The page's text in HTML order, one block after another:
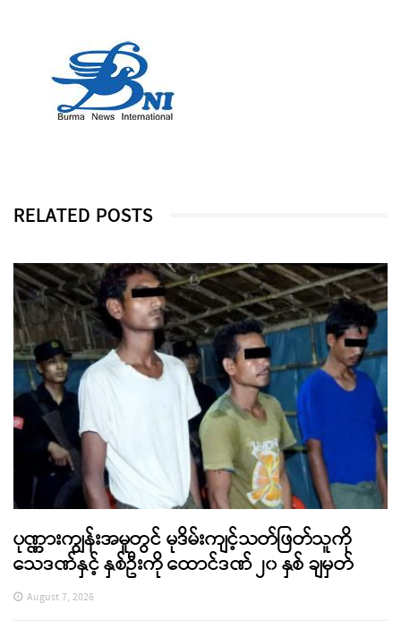
RELATED POSTS
ပုဏ္ဏားကျွန်းအမှုတွင် မုဒိမ်းကျင့်သတ်ဖြတ်သူကို
သေဒဏ်နှင့် နှစ်ဦးကို ထောင်ဒဏ် ၂၀ နှစ် ချမှတ်
August 7, 2026